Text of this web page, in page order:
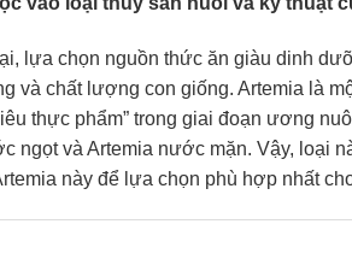
lựa chọn nguồn thức ăn giàu dinh
và chất lượng con giống. Artemia là
thực phẩm” trong giai đoạn ương
ngọt và Artemia nước mặn. Vậy, loại
này để lựa chọn phù hợp nhất